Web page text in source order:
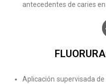
antecedentes de caries
Aplicación supervisada